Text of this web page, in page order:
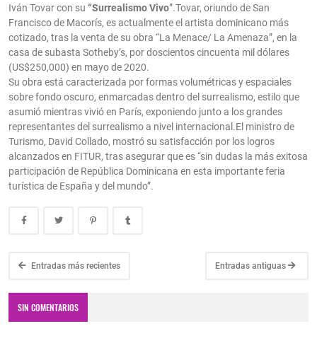
Iván Tovar con su “Surrealismo Vivo”.Tovar, oriundo de San
Francisco de Macorís, es actualmente el artista dominicano más
cotizado, tras la venta de su obra “La Menace/ La Amenaza”, en la
casa de subasta Sotheby’s, por doscientos cincuenta mil dólares
(US$250,000) en mayo de 2020.
Su obra está caracterizada por formas volumétricas y espaciales
sobre fondo oscuro, enmarcadas dentro del surrealismo, estilo que
asumió mientras vivió en París, exponiendo junto a los grandes
representantes del surrealismo a nivel internacional.El ministro de
Turismo, David Collado, mostró su satisfacción por los logros
alcanzados en FITUR, tras asegurar que es “sin dudas la más exitosa
participación de República Dominicana en esta importante feria
turística de España y del mundo”.
Entradas más recientes Entradas antiguas
SIN COMENTARIOS